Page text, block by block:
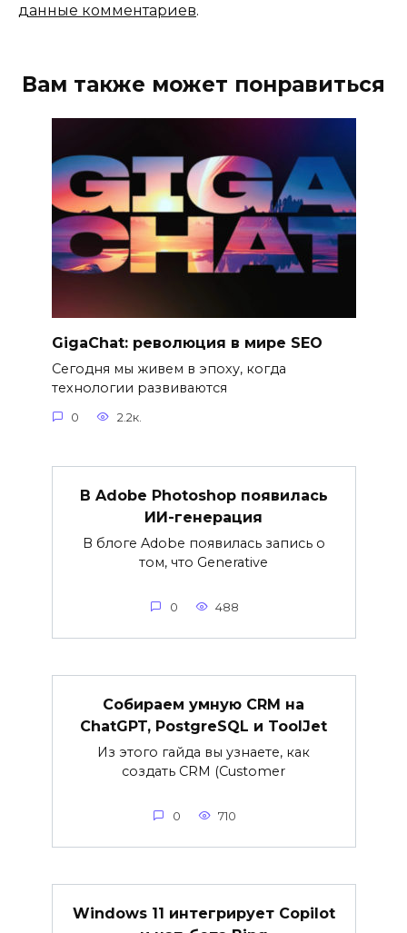
данные комментариев.
Вам также может понравиться
GigaChat: революция в мире SEO
Сегодня мы живем в эпоху, когда
технологии развиваются
0 2.2к.
В Adobe Photoshop появилась
ИИ-генерация
В блоге Adobe появилась запись о
том, что Generative
0 488
Собираем умную CRM на
ChatGPT, PostgreSQL и ToolJet
Из этого гайда вы узнаете, как
создать CRM (Customer
0 710
Windows 11 интегрирует Copilot